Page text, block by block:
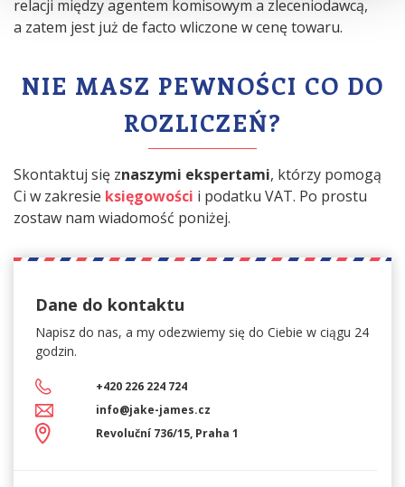
relacji między agentem komisowym a zleceniodawcą,
a zatem jest już de facto wliczone w cenę towaru.
NIE MASZ PEWNOŚCI CO DO
ROZLICZEŃ?
Skontaktuj się znaszymi ekspertami, którzy pomogą
Ci w zakresie księgowości i podatku VAT. Po prostu
zostaw nam wiadomość poniżej.
Dane do kontaktu
Napisz do nas, a my odezwiemy się do Ciebie w ciągu 24
godzin.
+420 226 224 724
info@jake-james.cz
Revoluční 736/15, Praha 1